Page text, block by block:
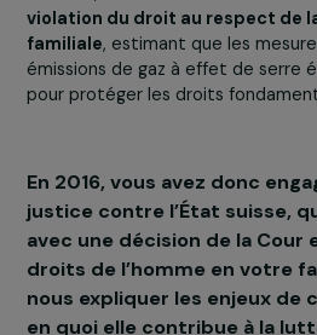
Nous avons donc avancé, aux
Jeunes Portugais ainsi que de
En mars 2023, la Cour a
aurait lieu à la Grande Cour. Il
17 juges ainsi que des médias
permis de donner une autre
étendue à notre cause.
En 2024,la CEDH a
violation du droit au respect